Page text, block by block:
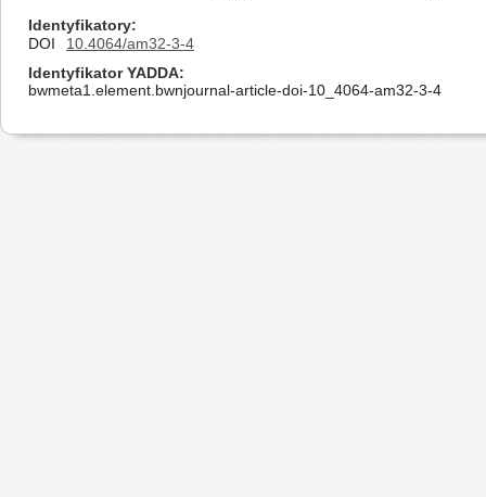
Identyfikatory
DOI
10.4064/am32-3-4
Identyfikator YADDA
bwmeta1.element.bwnjournal-article-doi-10_4064-am32-3-4